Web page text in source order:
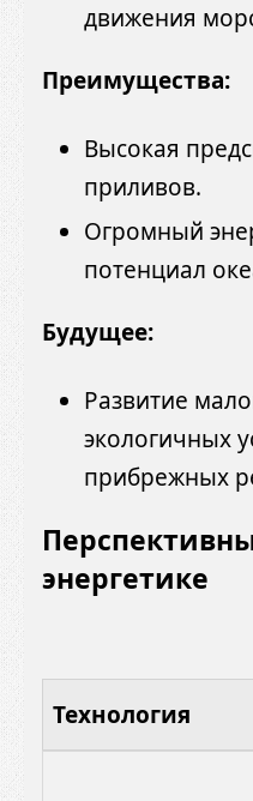
движения
Преимущества:
Высокая
приливов.
Огромный
потенциал
Будущее:
Развитие
экологичных
прибрежных
энергетике
Технология